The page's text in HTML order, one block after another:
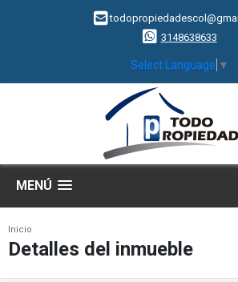
3148638633
Select Language ▼
MENÚ
Inicio
Detalles del inmueble